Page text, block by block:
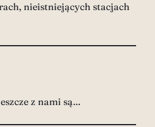
nieistniejących stacjach
z nami są…